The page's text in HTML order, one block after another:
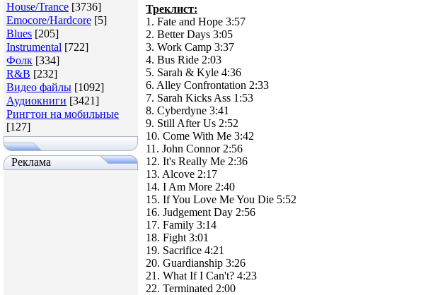
House/Trance [3736]
Emocore/Hardcore [5]
Blues [205]
Instrumental [722]
Фолк [334]
R&B [232]
Видео файлы [1092]
Аудиокниги [3421]
Рингтон на мобильные
[127]
Реклама
Треклист:
1. Fate and Hope 3:57
2. Better Days 3:05
3. Work Camp 3:37
4. Bus Ride 2:03
5. Sarah & Kyle 4:36
6. Alley Confrontation 2:33
7. Sarah Kicks Ass 1:53
8. Cyberdyne 3:41
9. Still After Us 2:52
10. Come With Me 3:42
11. John Connor 2:56
12. It's Really Me 2:36
13. Alcove 2:17
14. I Am More 2:40
15. If You Love Me You Die 5:52
16. Judgement Day 2:56
17. Family 3:14
18. Fight 3:01
19. Sacrifice 4:21
20. Guardianship 3:26
21. What If I Can't? 4:23
22. Terminated 2:00